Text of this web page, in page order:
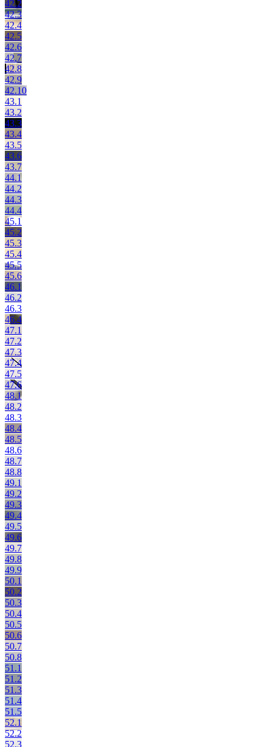
42.2
42.3
42.4
42.5
42.6
42.7
42.8
42.9
42.10
43.1
43.2
43.3
43.4
43.5
43.6
43.7
44.1
44.2
44.3
44.4
45.1
45.2
45.3
45.4
45.5
45.6
46.1
46.2
46.3
46.4
47.1
47.2
47.3
47.4
47.5
47.6
48.1
48.2
48.3
48.4
48.5
48.6
48.7
48.8
49.1
49.2
49.3
49.4
49.5
49.6
49.7
49.8
49.9
50.1
50.2
50.3
50.4
50.5
50.6
50.7
50.8
51.1
51.2
51.3
51.4
51.5
52.1
52.2
52.3